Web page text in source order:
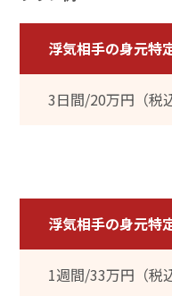
浮気相手の身元特
3日間/20万円（税
浮気相手の身元特
1週間/33万円（税